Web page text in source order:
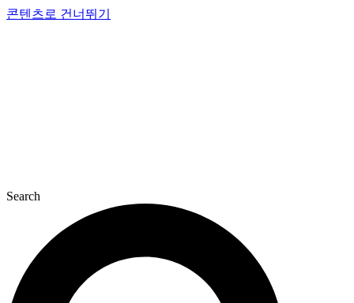
콘텐츠로 건너뛰기
Search